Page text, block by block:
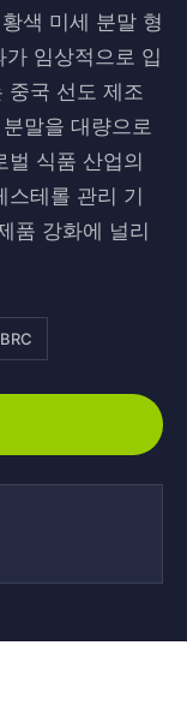
색 미세 분말 형
임상적으로 입
중국 선도 제조
말을 대량으로
벌 식품 산업의
스테롤 관리 기
품 강화에 널리
BRC